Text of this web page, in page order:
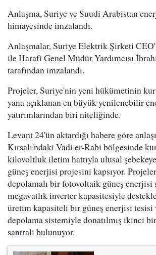
Anlaşma, Suriye ve Suudi Arabistan
himayesinde imzalandı.
Anlaşmalar, Suriye Elektrik Şirketi
ile Harafi Genel Müdür Yardımcısı
tarafından imzalandı.
Projeler, Suriye'nin yeni hükümetinin
yana açıklanan en büyük yenilenebilir
yatırımlarından biri niteliğinde.
Levant 24'ün aktardığı habere göre
Kırsalı'ndaki Vadi er-Rabi bölgesinde
kilovoltluk iletim hattıyla ulusal
güneş enerjisi projesini kapsıyor.
depolamalı bir fotovoltaik güneş enerjisi
megavatlık inverter kapasitesiyle
üretim kapasiteli bir güneş enerjisi tesisi
depolama sistemiyle donatılmış ikinci
santrali bulunuyor.